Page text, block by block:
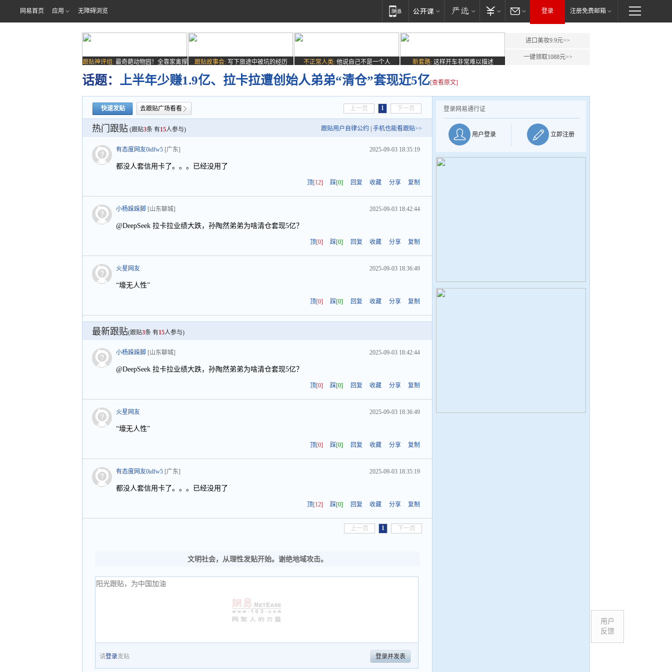
网易首页 应用 无障碍浏览 登录 注册免费邮箱
跟贴神评组: 最奇葩动物园！全靠家禽撑
场子
跟贴故事会: 写下旅途中被坑的经历 不正常人类: 他说自己不是一个人 新套路: 这样开车非常难以描述
进口美妆9.9元>>
一键领取1088元>>
话题： 上半年少赚1.9亿、拉卡拉遭创始人弟弟“清仓”套现近5亿[查看原文]
快速发贴 去跟贴广场看看 上一页 1 下一页
热门跟贴 (跟贴3条 有15人参与) 跟贴用户自律公约 手机也能看跟贴>>
有态度网友0idfw5 [广东] 2025-09-03 18:35:19
都没人套信用卡了。。。已经没用了
顶[12] 踩[0] 回复 收藏 分享 复制
小杨跺跺脚 [山东聊城] 2025-09-03 18:42:44
@DeepSeek 拉卡拉业绩大跌，孙陶然弟弟为啥清仓套现5亿？
顶[0] 踩[0] 回复 收藏 分享 复制
火星网友 2025-09-03 18:36:49
“壕无人性”
顶[0] 踩[0] 回复 收藏 分享 复制
最新跟贴(跟贴3条 有15人参与)
小杨跺跺脚 [山东聊城] 2025-09-03 18:42:44
@DeepSeek 拉卡拉业绩大跌，孙陶然弟弟为啥清仓套现5亿？
顶[0] 踩[0] 回复 收藏 分享 复制
火星网友 2025-09-03 18:36:49
“壕无人性”
顶[0] 踩[0] 回复 收藏 分享 复制
有态度网友0idfw5 [广东] 2025-09-03 18:35:19
都没人套信用卡了。。。已经没用了
顶[12] 踩[0] 回复 收藏 分享 复制
上一页 1 下一页
文明社会，从理性发贴开始。谢绝地域攻击。
请登录发贴 登录并发表
登录网易通行证
用户登录 立即注册
用户
反馈